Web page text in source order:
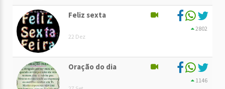
Feliz sexta
22 Dez
2802
Oração do dia
1146